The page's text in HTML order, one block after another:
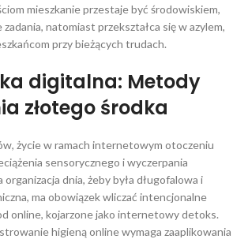
mieszkanie przestaje być środowiskiem,
natomiast przekształca się w azylem,
przy bieżących trudach.
digitalna: Metody
złotego środka
życie w ramach internetowym otoczeniu
sensorycznego i wyczerpania
dnia, żeby była długofalowa i
ma obowiązek wliczać intencjonalne
online, kojarzone jako internetowy detoks.
higieną online wymaga zaaplikowania